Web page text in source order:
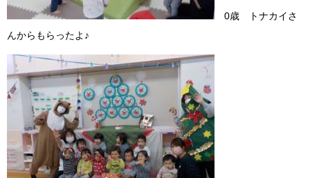
0歳 トナカイさ
んからもらったよ♪